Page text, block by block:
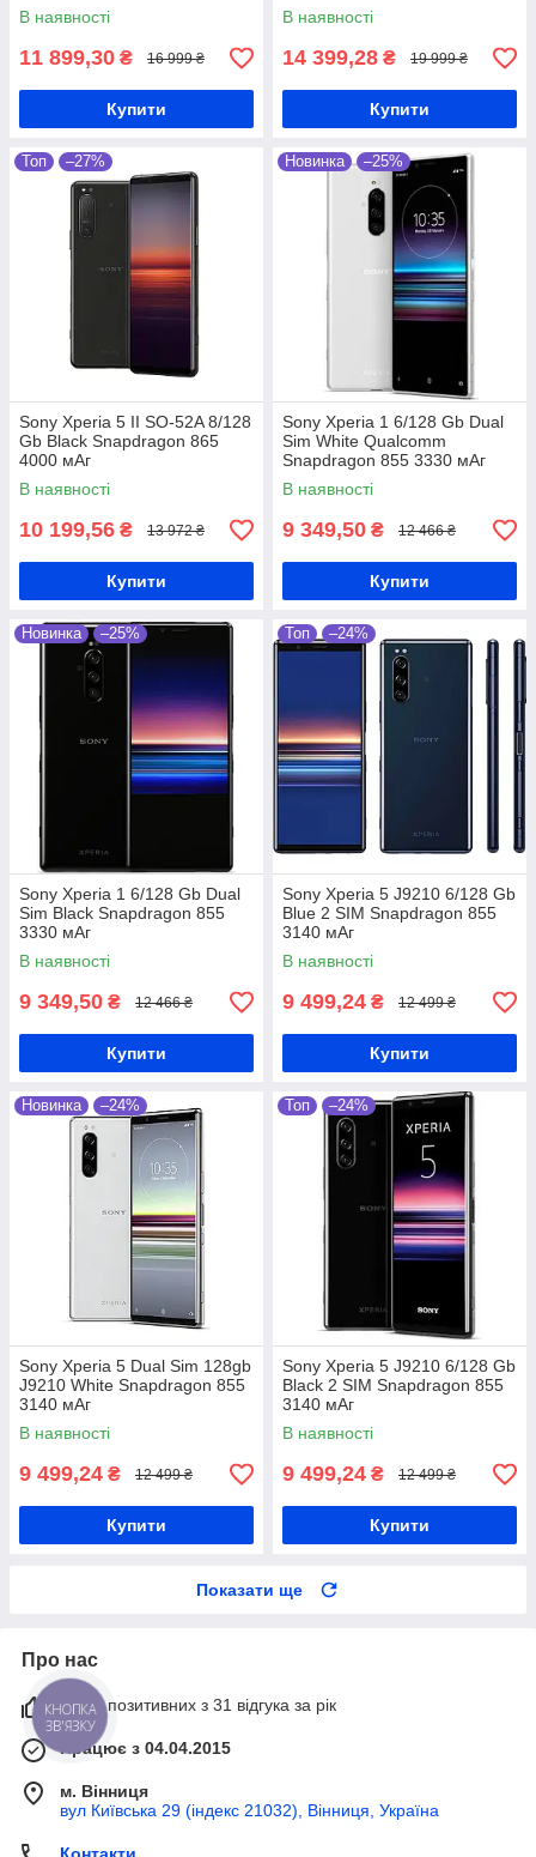
В наявності
11 899,30 ₴ 16 999 ₴
Купити
В наявності
14 399,28 ₴ 19 999 ₴
Купити
Топ –27%
Sony Xperia 5 II SO-52A 8/128
Gb Black Snapdragon 865
4000 мАг
В наявності
10 199,56 ₴ 13 972 ₴
Купити
Новинка –25%
Sony Xperia 1 6/128 Gb Dual
Sim White Qualcomm
Snapdragon 855 3330 мАг
В наявності
9 349,50 ₴ 12 466 ₴
Купити
Новинка –25%
Sony Xperia 1 6/128 Gb Dual
Sim Black Snapdragon 855
3330 мАг
В наявності
9 349,50 ₴ 12 466 ₴
Купити
Топ –24%
Sony Xperia 5 J9210 6/128 Gb
Blue 2 SIM Snapdragon 855
3140 мАг
В наявності
9 499,24 ₴ 12 499 ₴
Купити
Новинка –24%
Sony Xperia 5 Dual Sim 128gb
J9210 White Snapdragon 855
3140 мАг
В наявності
9 499,24 ₴ 12 499 ₴
Купити
Топ –24%
Sony Xperia 5 J9210 6/128 Gb
Black 2 SIM Snapdragon 855
3140 мАг
В наявності
9 499,24 ₴ 12 499 ₴
Купити
Показати ще
Про нас
100% позитивних з 31 відгука за рік
Працює з 04.04.2015
м. Вінниця
вул Київська 29 (індекс 21032), Вінниця, Україна
КНОПКА
ЗВ'ЯЗКУ